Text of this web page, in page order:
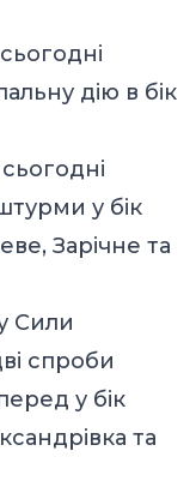
дію в бік
у бік
Зарічне та
Сили
спроби
у бік
та